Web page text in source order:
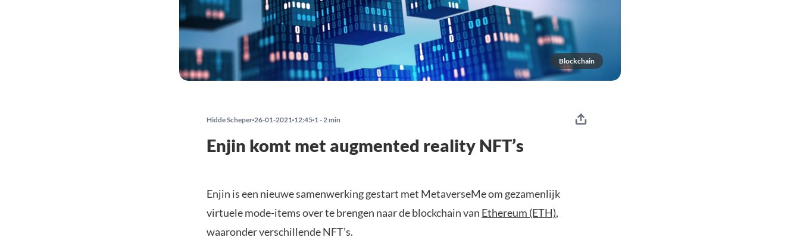
Blockchain
Hidde Scheper 26-01-2021 12:45 1 - 2 min
Enjin komt met augmented reality NFT’s
Enjin is een nieuwe samenwerking gestart met MetaverseMe om gezamenlijk
virtuele mode-items over te brengen naar de blockchain van Ethereum (ETH),
waaronder verschillende NFT’s.